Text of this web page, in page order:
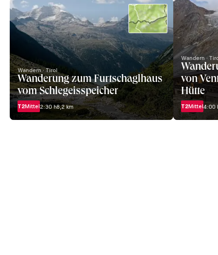
Wandern · Tirol
Wanderung zum Furtschaglhaus
vom Schlegeisspeicher
T2Mittel2:30 h8,2 km
Wandern ·
von
Hütte
T2Mittel4:00